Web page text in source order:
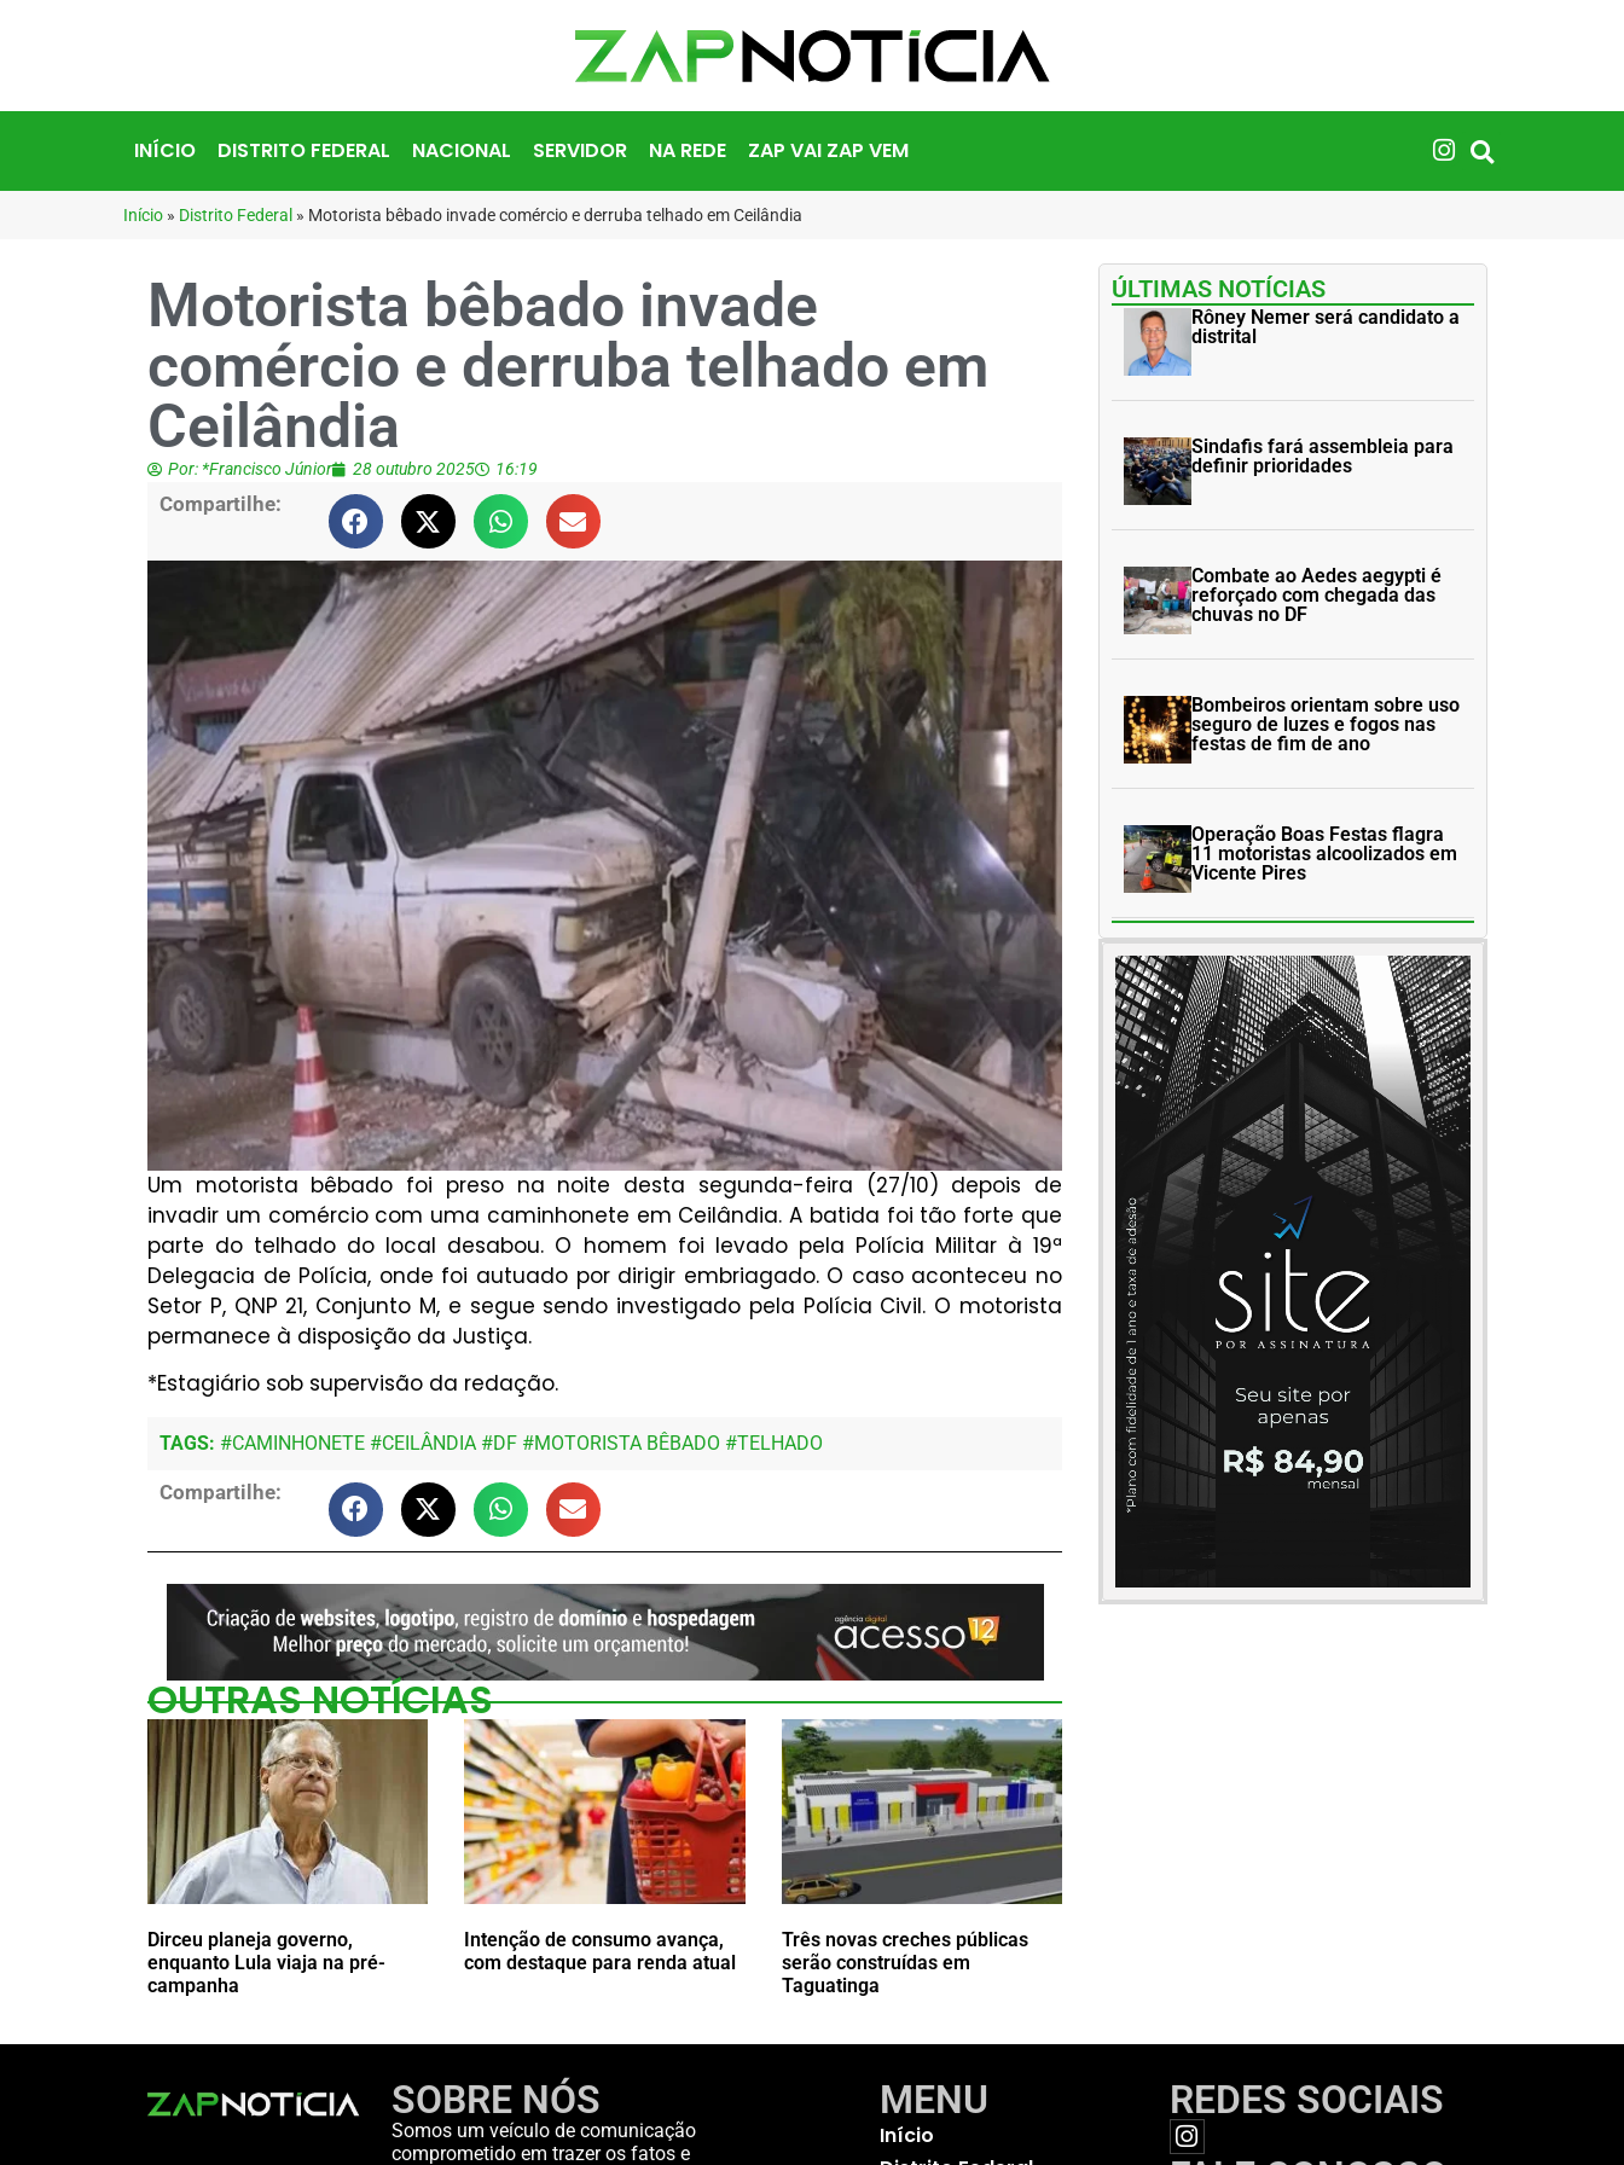
INÍCIO DISTRITO FEDERAL NACIONAL SERVIDOR NA REDE ZAP VAI ZAP VEM
Início » Distrito Federal » Motorista bêbado invade comércio e derruba telhado em Ceilândia
Motorista bêbado invade
comércio e derruba telhado em
Ceilândia
Por: *Francisco Júnior 28 outubro 2025 16:19
Compartilhe:
Um motorista bêbado foi preso na noite desta segunda-feira (27/10) depois de
invadir um comércio com uma caminhonete em Ceilândia. A batida foi tão forte que
parte do telhado do local desabou. O homem foi levado pela Polícia Militar à 19ª
Delegacia de Polícia, onde foi autuado por dirigir embriagado. O caso aconteceu no
Setor P, QNP 21, Conjunto M, e segue sendo investigado pela Polícia Civil. O motorista
permanece à disposição da Justiça.
*Estagiário sob supervisão da redação.
TAGS: #CAMINHONETE #CEILÂNDIA #DF #MOTORISTA BÊBADO #TELHADO
Compartilhe:
OUTRAS NOTÍCIAS
Dirceu planeja governo,
enquanto Lula viaja na pré-
campanha
Intenção de consumo avança,
com destaque para renda atual
Três novas creches públicas
serão construídas em
Taguatinga
ÚLTIMAS NOTÍCIAS
Rôney Nemer será candidato a
distrital
Sindafis fará assembleia para
definir prioridades
Combate ao Aedes aegypti é
reforçado com chegada das
chuvas no DF
Bombeiros orientam sobre uso
seguro de luzes e fogos nas
festas de fim de ano
Operação Boas Festas flagra
11 motoristas alcoolizados em
Vicente Pires
SOBRE NÓS
Somos um veículo de comunicação
comprometido em trazer os fatos e
MENU
Início
REDES SOCIAIS